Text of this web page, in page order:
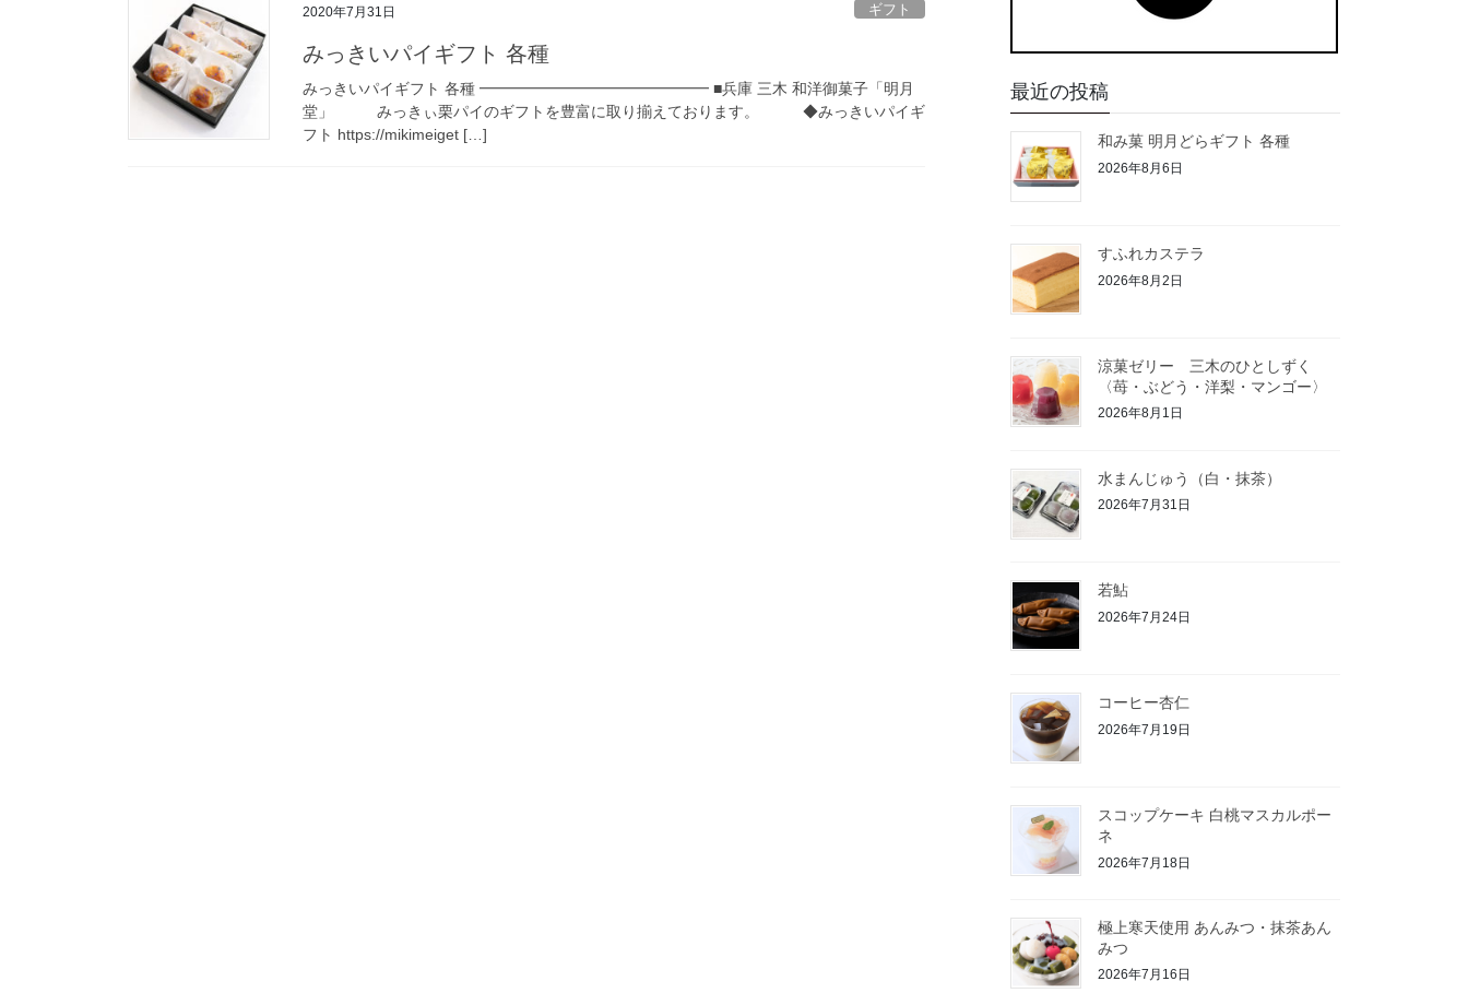
2020年7月31日 ギフト
みっきいパイギフト 各種
みっきいパイギフト 各種 ━━━━━━━━━━━━━━━ ■兵庫 三木 和洋御菓子「明月
堂」 みっきぃ栗パイのギフトを豊富に取り揃えております。 ◆みっきいパイギ
フト https://mikimeiget […]
最近の投稿
和み菓 明月どらギフト 各種
2026年8月6日
すふれカステラ
2026年8月2日
涼菓ゼリー 三木のひとしずく
〈苺・ぶどう・洋梨・マンゴー〉
2026年8月1日
水まんじゅう（白・抹茶）
2026年7月31日
若鮎
2026年7月24日
コーヒー杏仁
2026年7月19日
スコップケーキ 白桃マスカルポー
ネ
2026年7月18日
極上寒天使用 あんみつ・抹茶あん
みつ
2026年7月16日